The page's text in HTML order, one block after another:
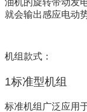
油机的旋转带动发
就会输出感应电动
机组款式：
1标准型机组
标准机组广泛应用